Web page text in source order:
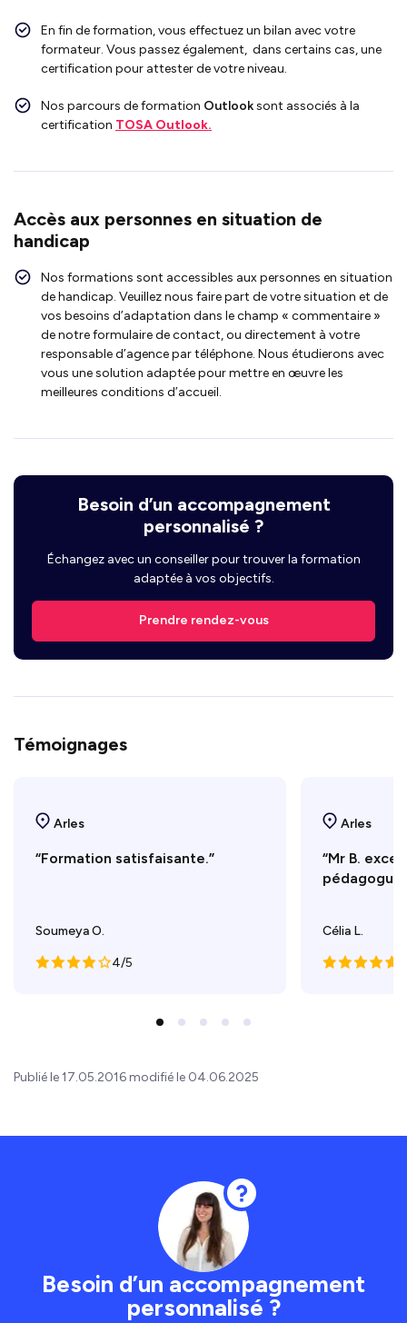
En fin de formation, vous effectuez un bilan avec votre
formateur. Vous passez également, dans certains cas, une
certification pour attester de votre niveau.
Nos parcours de formation Outlooksont associés à la
certification TOSA Outlook.
Accès aux personnes en situation de
handicap
Nos formations sont accessibles aux personnes en situation
de handicap. Veuillez nous faire part de votre situation et de
vos besoins d’adaptation dans le champ « commentaire »
de notre formulaire de contact, ou directement à votre
responsable d’agence par téléphone. Nous étudierons avec
vous une solution adaptée pour mettre en œuvre les
meilleures conditions d’accueil.
Besoin d’un accompagnement
personnalisé ?
Échangez avec un conseiller pour trouver la formation
adaptée à vos objectifs.
Prendre rendez-vous
Témoignages
Arles
“Formation satisfaisante.”
Soumeya O.
4/5
Arles
“Mr B.
pédagogue
Célia L.
Publié le 17.05.2016 modifié le 04.06.2025
Besoin d’un accompagnement
personnalisé ?